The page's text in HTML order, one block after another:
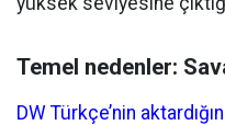
Temel nedenler:
DW Türkçe’nin